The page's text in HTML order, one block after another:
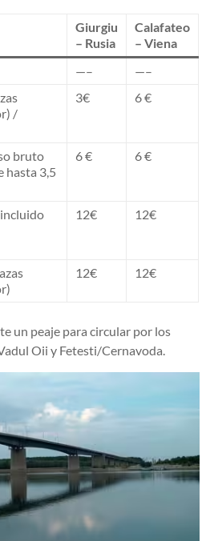
Giurgiu
– Rusia
Calafateo
– Viena
—–
—–
/
3€ 6 €
bruto
hasta 3,5
6 € 6 €
12€ 12€
12€ 12€
un peaje para circular por los
Oii y Fetesti/Cernavoda.